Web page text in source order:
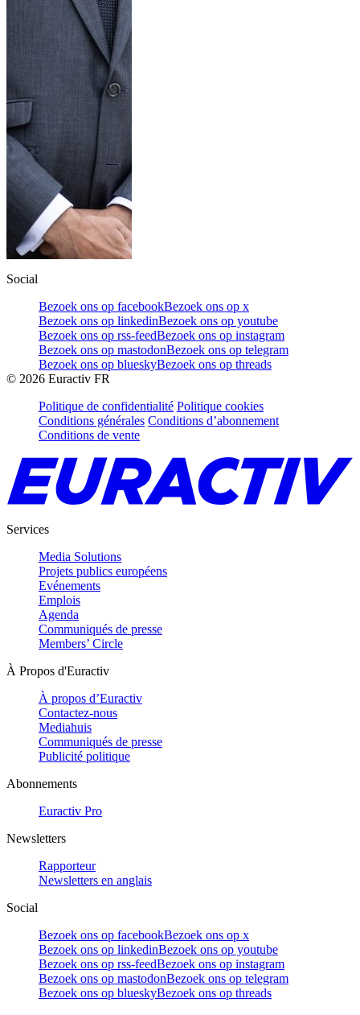
Social
Bezoek ons op facebookBezoek ons op x
Bezoek ons op linkedinBezoek ons op youtube
Bezoek ons op rss-feedBezoek ons op instagram
Bezoek ons op mastodonBezoek ons op telegram
Bezoek ons op blueskyBezoek ons op threads
© 2026 Euractiv FR
Politique de confidentialité Politique cookies
Conditions générales Conditions d’abonnement
Conditions de vente
Services
Media Solutions
Projets publics européens
Evénements
Emplois
Agenda
Communiqués de presse
Members’ Circle
À Propos d'Euractiv
À propos d’Euractiv
Contactez-nous
Mediahuis
Communiqués de presse
Publicité politique
Abonnements
Euractiv Pro
Newsletters
Rapporteur
Newsletters en anglais
Social
Bezoek ons op facebookBezoek ons op x
Bezoek ons op linkedinBezoek ons op youtube
Bezoek ons op rss-feedBezoek ons op instagram
Bezoek ons op mastodonBezoek ons op telegram
Bezoek ons op blueskyBezoek ons op threads